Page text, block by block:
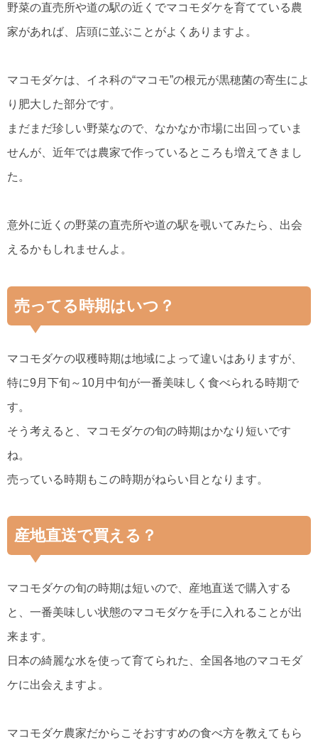
野菜の直売所や道の駅の近くでマコモダケを育てている農
家があれば、店頭に並ぶことがよくありますよ。
マコモダケは、イネ科の“マコモ”の根元が黒穂菌の寄生によ
り肥大した部分です。
まだまだ珍しい野菜なので、なかなか市場に出回っていま
せんが、近年では農家で作っているところも増えてきまし
た。
意外に近くの野菜の直売所や道の駅を覗いてみたら、出会
えるかもしれませんよ。
売ってる時期はいつ？
マコモダケの収穫時期は地域によって違いはありますが、
特に9月下旬～10月中旬が一番美味しく食べられる時期で
す。
そう考えると、マコモダケの旬の時期はかなり短いです
ね。
売っている時期もこの時期がねらい目となります。
産地直送で買える？
マコモダケの旬の時期は短いので、産地直送で購入する
と、一番美味しい状態のマコモダケを手に入れることが出
来ます。
日本の綺麗な水を使って育てられた、全国各地のマコモダ
ケに出会えますよ。
マコモダケ農家だからこそおすすめの食べ方を教えてもら